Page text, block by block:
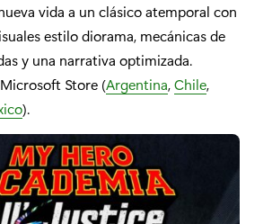
vida a un clásico atemporal con
estilo diorama, mecánicas de
y una narrativa optimizada.
Store (Argentina,Chile,
).